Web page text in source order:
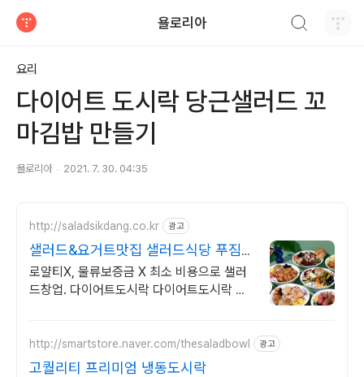
욜로리아
요리
다이어트 도시락 당근샐러드 꼬
마김밥 만들기
욜로리아 2021. 7. 30. 04:35
http://saladsikdang.co.kr 광고
샐러드&요거트맛집 샐러드식당 푸짐
한 샐러드&요거트 맛집
로얄티X, 물류보증금 X 최소 비용으로 샐러
드창업. 다이어트도시락 다이어트도시락 소
http://smartstore.naver.com/thesaladbowl 광고
고퀄리티 프리미엄 냉동도시락